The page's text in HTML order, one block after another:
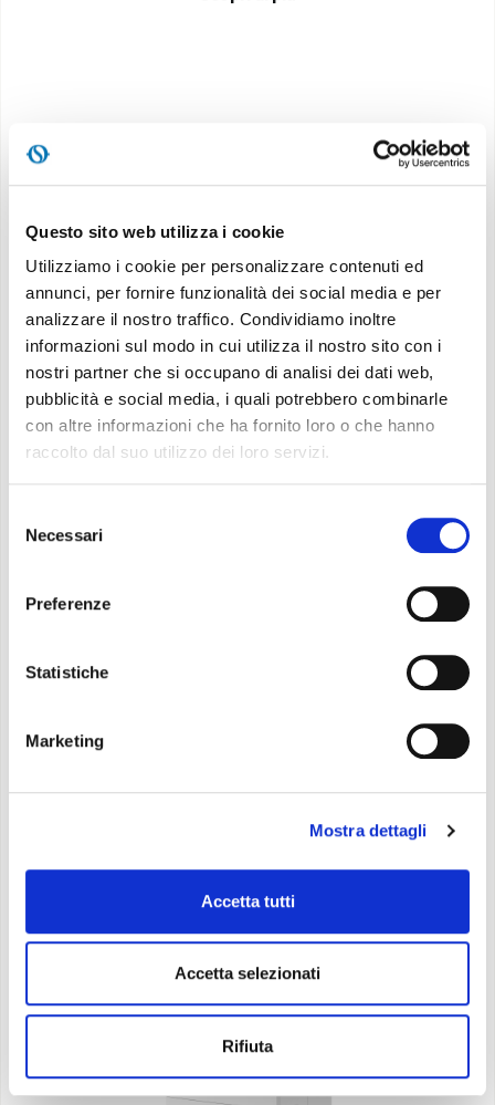
Questo sito web utilizza i cookie
Utilizziamo i cookie per personalizzare contenuti ed
annunci, per fornire funzionalità dei social media e per
analizzare il nostro traffico. Condividiamo inoltre
informazioni sul modo in cui utilizza il nostro sito con i
nostri partner che si occupano di analisi dei dati web,
pubblicità e social media, i quali potrebbero combinarle
con altre informazioni che ha fornito loro o che hanno
raccolto dal suo utilizzo dei loro servizi.
delNecessari
Preferenze
Statistiche
Marketing
Mostra dettagli
Accetta tutti
Accetta selezionati
Rifiuta
Il deumificatore ultra compatto da 14 litri con
doppia filtrazione